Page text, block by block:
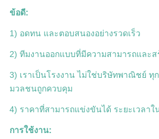
ข้อดี:
1) อดทน และตอบสนองอย่างรวดเร็ว
2) ทีมงานออกแบบที่มีความสามารถและส
3) เราเป็นโรงงาน ไม่ใช่บริษัทพาณิชย์
มวลชนถูกควบคุม
4) ราคาที่สามารถแข่งขันได้ ระยะเวลา
การใช้งาน: